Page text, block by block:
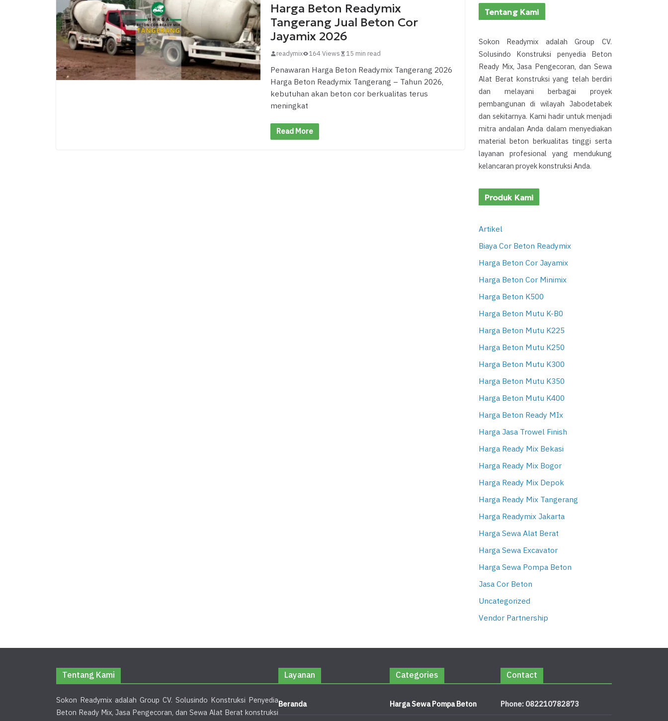
Harga Beton Readymix
Tangerang Jual Beton Cor
Jayamix 2026
readymix 164 Views 15 min read
Penawaran Harga Beton Readymix Tangerang 2026
Harga Beton Readymix Tangerang – Tahun 2026,
kebutuhan akan beton cor berkualitas terus
meningkat
Read More
Tentang Kami
Sokon Readymix adalah Group CV.
Solusindo Konstruksi penyedia Beton
Ready Mix, Jasa Pengecoran, dan Sewa
Alat Berat konstruksi yang telah berdiri
dan melayani berbagai proyek
pembangunan di wilayah Jabodetabek
dan sekitarnya. Kami hadir untuk menjadi
mitra andalan Anda dalam menyediakan
material beton berkualitas tinggi serta
layanan profesional yang mendukung
kelancaran proyek konstruksi Anda.
Produk Kami
Artikel
Biaya Cor Beton Readymix
Harga Beton Cor Jayamix
Harga Beton Cor Minimix
Harga Beton K500
Harga Beton Mutu K-B0
Harga Beton Mutu K225
Harga Beton Mutu K250
Harga Beton Mutu K300
Harga Beton Mutu K350
Harga Beton Mutu K400
Harga Beton Ready MIx
Harga Jasa Trowel Finish
Harga Ready Mix Bekasi
Harga Ready Mix Bogor
Harga Ready Mix Depok
Harga Ready Mix Tangerang
Harga Readymix Jakarta
Harga Sewa Alat Berat
Harga Sewa Excavator
Harga Sewa Pompa Beton
Jasa Cor Beton
Uncategorized
Vendor Partnership
Tentang Kami
Sokon Readymix adalah Group CV. Solusindo Konstruksi Penyedia
Beton Ready Mix, Jasa Pengecoran, dan Sewa Alat Berat konstruksi
Layanan
Beranda
Categories
Harga Sewa Pompa Beton
Contact
Phone: 082210782873